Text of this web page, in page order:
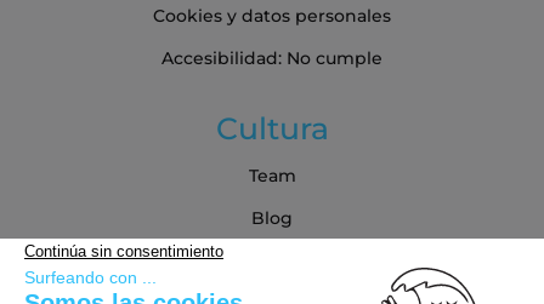
Cookies y datos personales
Accesibilidad: No cumple
Cultura
Team
Blog